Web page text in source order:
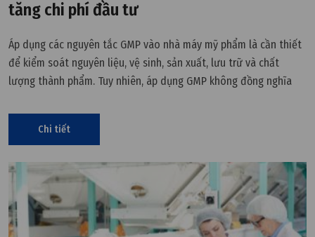
tăng chi phí đầu tư
Áp dụng các nguyên tắc GMP vào nhà máy mỹ phẩm là cần thiết
để kiểm soát nguyên liệu, vệ sinh, sản xuất, lưu trữ và chất
lượng thành phẩm. Tuy nhiên, áp dụng GMP không đồng nghĩa
cấp sạch và phương pháp thẩm định của một nhà máy dược
phẩm sang nhà máy mỹ phẩm.
Chi tiết